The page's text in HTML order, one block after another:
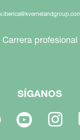
Carrera profesional
SÍGANOS